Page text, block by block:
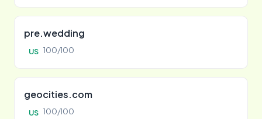
pre.wedding
US 100/100
geocities.com
US 100/100